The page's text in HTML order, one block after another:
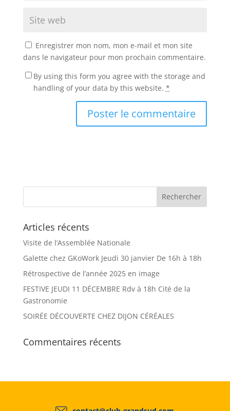
Enregistrer mon nom, mon e-mail et mon site
dans le navigateur pour mon prochain commentaire.
By using this form you agree with the storage and
handling of your data by this website. *
Articles récents
Visite de l’Assemblée Nationale
Galette chez GKoWork Jeudi 30 janvier De 16h à 18h
Rétrospective de l’année 2025 en image
FESTIVE JEUDI 11 DÉCEMBRE Rdv à 18h Cité de la
Gastronomie
SOIRÉE DÉCOUVERTE CHEZ DIJON CÉRÉALES
Commentaires récents